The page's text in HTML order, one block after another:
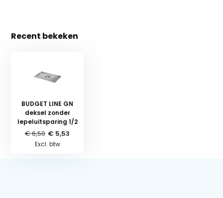
Recent bekeken
BUDGET LINE GN
deksel zonder
lepeluitsparing 1/2
€ 6,50 € 5,53
Excl. btw